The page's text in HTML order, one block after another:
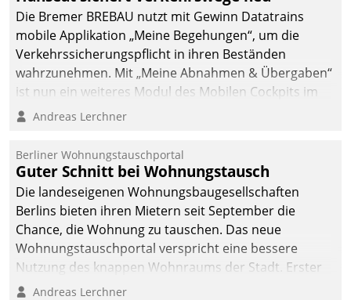
Die Bremer BREBAU nutzt mit Gewinn Datatrains
mobile Applikation „Meine Begehungen“, um die
Verkehrssicherungspflicht in ihren Beständen
wahrzunehmen. Mit „Meine Abnahmen & Übergaben“
ist nun ein weiteres Modul des Mobilen Cockpits im
Einsatz.
Andreas Lerchner
Berliner Wohnungstauschportal
Guter Schnitt bei Wohnungstausch
Die landeseigenen Wohnungsbaugesellschaften
Berlins bieten ihren Mietern seit September die
Chance, die Wohnung zu tauschen. Das neue
Wohnungstauschportal verspricht eine bessere
Nutzung des knappen Wohnraums der Stadt. Erster
Anwendungsfall für Datatrains Lösung API-Hub mit
Andreas Lerchner